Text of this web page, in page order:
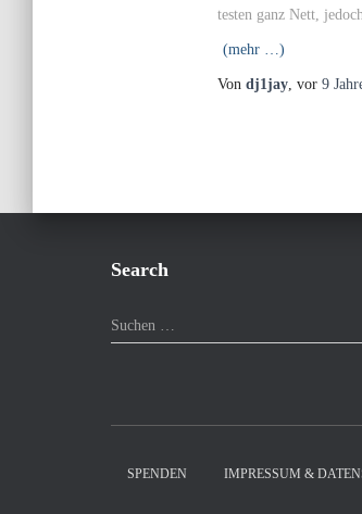
testen ganz Nett,
(mehr …)
Von dj1jay, vor 9
Search
S
u
Suchen …
SPENDEN IMPRESSUM &